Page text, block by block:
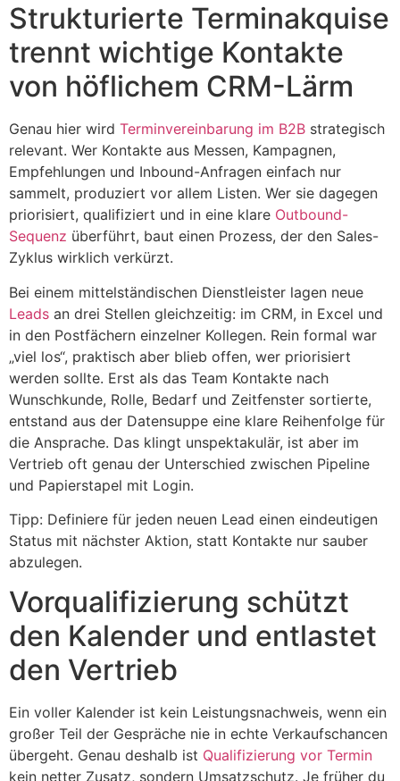
Strukturierte Terminakquise
trennt wichtige Kontakte
von höflichem CRM-Lärm
Genau hier wird Terminvereinbarung im B2B strategisch
relevant. Wer Kontakte aus Messen, Kampagnen,
Empfehlungen und Inbound-Anfragen einfach nur
sammelt, produziert vor allem Listen. Wer sie dagegen
priorisiert, qualifiziert und in eine klare Outbound-
Sequenz überführt, baut einen Prozess, der den Sales-
Zyklus wirklich verkürzt.
Bei einem mittelständischen Dienstleister lagen neue
Leads an drei Stellen gleichzeitig: im CRM, in Excel und
in den Postfächern einzelner Kollegen. Rein formal war
„viel los“, praktisch aber blieb offen, wer priorisiert
werden sollte. Erst als das Team Kontakte nach
Wunschkunde, Rolle, Bedarf und Zeitfenster sortierte,
entstand aus der Datensuppe eine klare Reihenfolge für
die Ansprache. Das klingt unspektakulär, ist aber im
Vertrieb oft genau der Unterschied zwischen Pipeline
und Papierstapel mit Login.
Tipp: Definiere für jeden neuen Lead einen eindeutigen
Status mit nächster Aktion, statt Kontakte nur sauber
abzulegen.
Vorqualifizierung schützt
den Kalender und entlastet
den Vertrieb
Ein voller Kalender ist kein Leistungsnachweis, wenn ein
großer Teil der Gespräche nie in echte Verkaufschancen
übergeht. Genau deshalb ist Qualifizierung vor Termin
kein netter Zusatz, sondern Umsatzschutz. Je früher du